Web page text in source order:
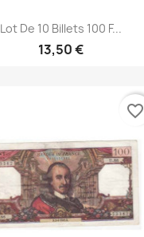
Aperçu rapide
Lot De 10 Billets 100 F...
13,50 €
favorite_border